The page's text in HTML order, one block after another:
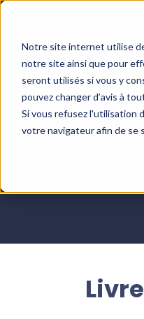
Notre site internet utilise
notre site ainsi que pour
seront utilisés si vous y
pouvez changer d’avis à
Si vous refusez l'utilisation
votre navigateur afin de se